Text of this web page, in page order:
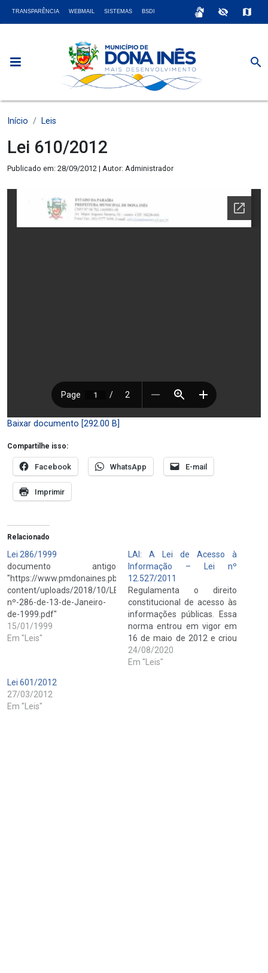
TRANSPARÊNCIA WEBMAIL SISTEMAS BSDI sign_language visibility_off map
search
Início Leis
Lei 610/2012
Publicado em: 28/09/2012 | Autor: Administrador
Baixar documento [292.00 B]
Compartilhe isso:
Facebook WhatsApp E-mail
Imprimir
Relacionado
Lei 286/1999
documento antigo
"https://www.pmdonaines.pb.gov.br/wp-
content/uploads/2018/10/LEI-
nº-286-de-13-de-Janeiro-
de-1999.pdf"
15/01/1999
Em "Leis"
LAI: A Lei de Acesso à
Informação – Lei nº
12.527/2011
Regulamenta o direito
constitucional de acesso às
informações públicas. Essa
norma entrou em vigor em
16 de maio de 2012 e criou
mecanismos que
possibilitam, a qualquer
24/08/2020
Em "Leis"
Lei 601/2012
27/03/2012
Em "Leis"